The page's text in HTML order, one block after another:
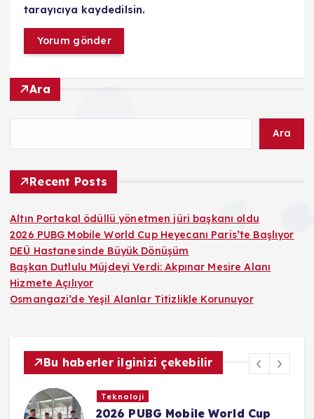
tarayıcıya kaydedilsin.
Ara
Ara
Recent Posts
Altın Portakal ödüllü yönetmen jüri başkanı oldu
2026 PUBG Mobile World Cup Heyecanı Paris’te Başlıyor
DEÜ Hastanesinde Büyük Dönüşüm
Başkan Dutlulu Müjdeyi Verdi: Akpınar Mesire Alanı
Hizmete Açılıyor
Osmangazi’de Yeşil Alanlar Titizlikle Korunuyor
Bu haberler ilginizi çekebilir
Sağlık
DEÜ Hastanesinde Büyük